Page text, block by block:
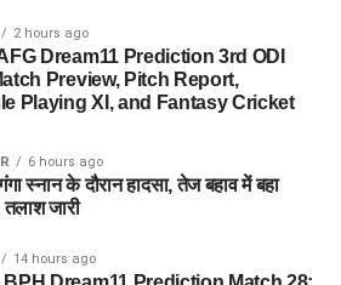
2 hours ago
Dream11 Prediction 3rd ODI
Preview, Pitch Report,
Playing XI, and Fantasy Cricket
6 hours ago
गंगा स्नान के दौरान हादसा, तेज बहाव में बहा
तलाश जारी
14 hours ago